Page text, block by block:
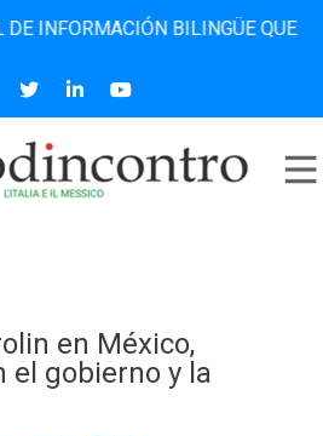
BILINGÜE QUE DESDE 2006
en México,
el gobierno y la